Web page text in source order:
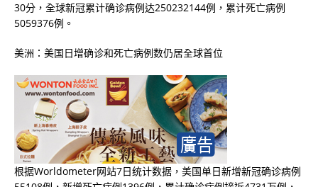
30分，全球新冠累计确诊病例达250232144例，累计死亡病例
5059376例。
美洲：美国日增确诊和死亡病例数仍居全球首位
根据Worldometer网站7日统计数据，美国单日新增新冠确诊病例